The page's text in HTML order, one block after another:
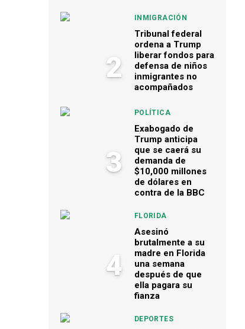
2
INMIGRACIÓN
Tribunal federal
ordena a Trump
liberar fondos para
defensa de niños
inmigrantes no
acompañados
3
POLÍTICA
Exabogado de
Trump anticipa
que se caerá su
demanda de
$10,000 millones
de dólares en
contra de la BBC
4
FLORIDA
Asesinó
brutalmente a su
madre en Florida
una semana
después de que
ella pagara su
fianza
DEPORTES